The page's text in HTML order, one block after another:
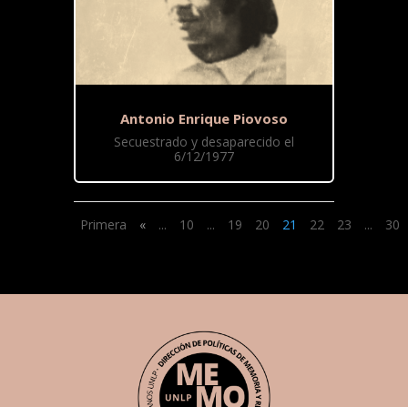
Antonio Enrique Piovoso
Secuestrado y desaparecido el
6/12/1977
Primera « ... 10 ... 19 20 21 22 23 ... 30